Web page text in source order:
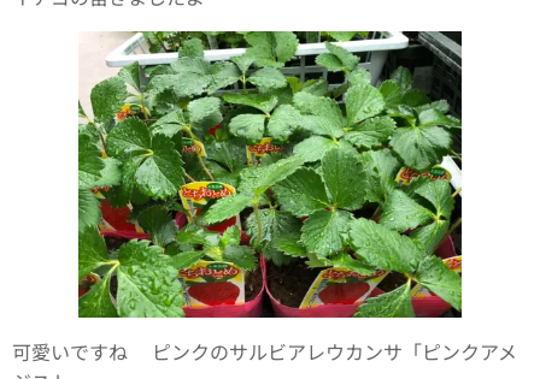
可愛いですね😍ピンクのサルビアレウカンサ「ピンクアメ